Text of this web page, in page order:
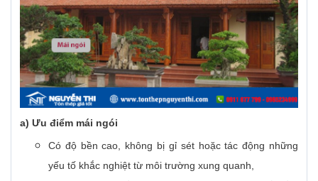
a) Ưu điểm mái ngói
Có độ bền cao, không bị gỉ sét hoặc tác động những
yếu tố khắc nghiệt từ môi trường xung quanh,